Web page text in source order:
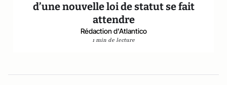
d’une nouvelle loi de statut se fait
attendre
Rédaction d'Atlantico
1 min de lecture